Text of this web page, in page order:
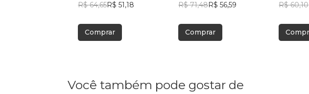
R$ 64,65R$ 51,18
Comprar
R$ 71,48R$ 56,59
Comprar
R$ 60,10
Você também pode gostar de